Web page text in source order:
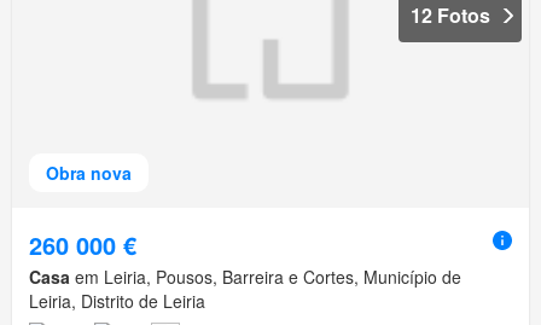
Obra nova
12 Fotos
260 000 €
Casa em Leiria, Pousos, Barreira e Cortes, Município de
Leiria, Distrito de Leiria